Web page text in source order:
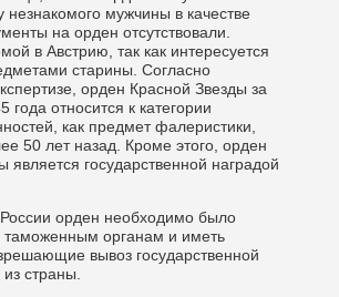
незнакомого мужчины в качестве
на орден отсутствовали.
в Австрию, так как интересуется
старины. Согласно
орден Красной Звезды за
относится к категории
как предмет фалеристики,
50 лет назад. Кроме этого, орден
является государственной наградой
орден необходимо было
таможенным органам и иметь
вывоз государственной
страны.